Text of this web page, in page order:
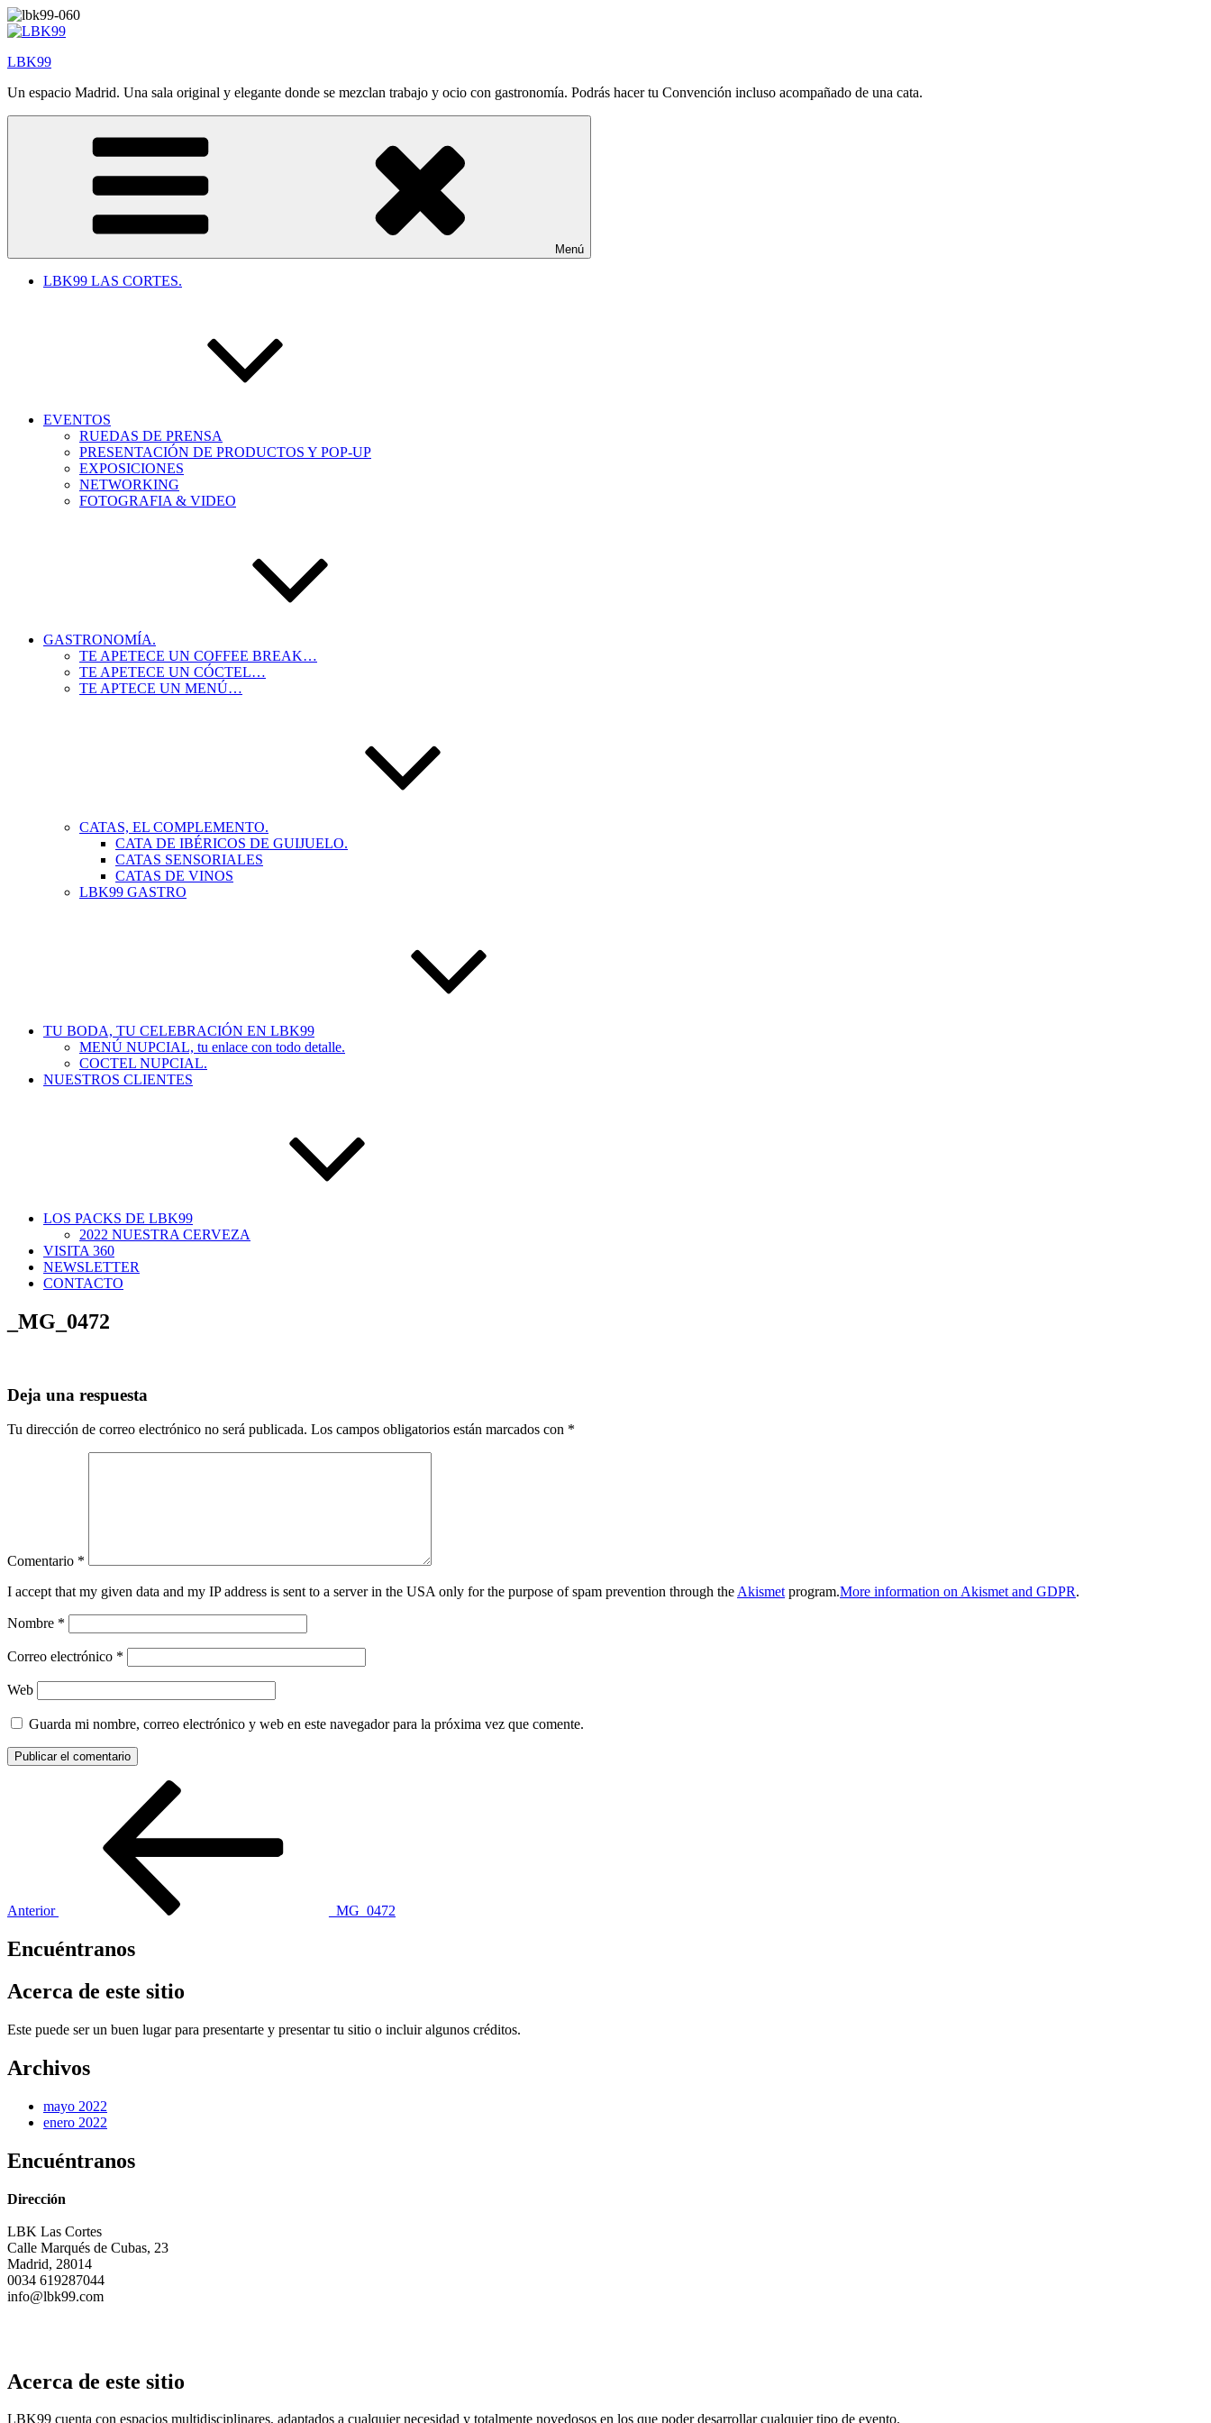
Saltar
al
LBK99
Un espacio Madrid. Una sala original y elegante donde se mezclan trabajo y ocio con gastronomía. Podrás hacer tu Convención incluso acompañado de una cata.
Menú
LBK99 LAS CORTES.
EVENTOS
RUEDAS DE PRENSA
PRESENTACIÓN DE PRODUCTOS Y POP-UP
EXPOSICIONES
NETWORKING
FOTOGRAFIA & VIDEO
GASTRONOMÍA.
TE APETECE UN COFFEE BREAK…
TE APETECE UN CÓCTEL…
TE APTECE UN MENÚ…
CATAS, EL COMPLEMENTO.
CATA DE IBÉRICOS DE GUIJUELO.
CATAS SENSORIALES
CATAS DE VINOS
LBK99 GASTRO
TU BODA, TU CELEBRACIÓN EN LBK99
MENÚ NUPCIAL, tu enlace con todo detalle.
COCTEL NUPCIAL.
NUESTROS CLIENTES
LOS PACKS DE LBK99
2022 NUESTRA CERVEZA
VISITA 360
NEWSLETTER
CONTACTO
_MG_0472
Deja una respuesta
Tu dirección de correo electrónico no será publicada. Los campos obligatorios están marcados con *
Comentario *
I accept that my given data and my IP address is sent to a server in the USA only for the purpose of spam prevention through the Akismet program.More information on Akismet and GDPR.
Nombre *
Correo electrónico *
Web
Guarda mi nombre, correo electrónico y web en este navegador para la próxima vez que comente.
Anterior _MG_0472
Encuéntranos
Acerca de este sitio
Este puede ser un buen lugar para presentarte y presentar tu sitio o incluir algunos créditos.
Archivos
mayo 2022
enero 2022
Encuéntranos
Dirección
LBK Las Cortes
Calle Marqués de Cubas, 23
Madrid, 28014
0034 619287044
info@lbk99.com
Acerca de este sitio
LBK99 cuenta con espacios multidisciplinares, adaptados a cualquier necesidad y totalmente novedosos en los que poder desarrollar cualquier tipo de evento.